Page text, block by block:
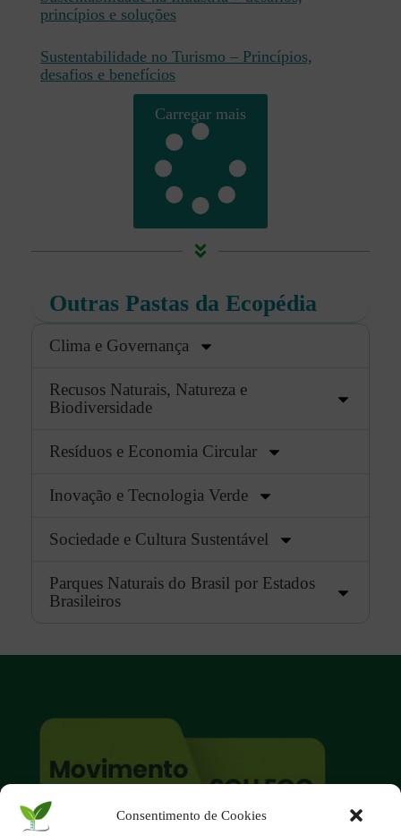
Consentimento de Cookies
princípios e soluções
Sustentabilidade no Turismo – Princípios,
desafios e benefícios
Carregar mais
Outras Pastas da Ecopédia
Clima e Governança
Recusos Naturais, Natureza e
Biodiversidade
Resíduos e Economia Circular
Inovação e Tecnologia Verde
Sociedade e Cultura Sustentável
Parques Naturais do Brasil por Estados
Brasileiros